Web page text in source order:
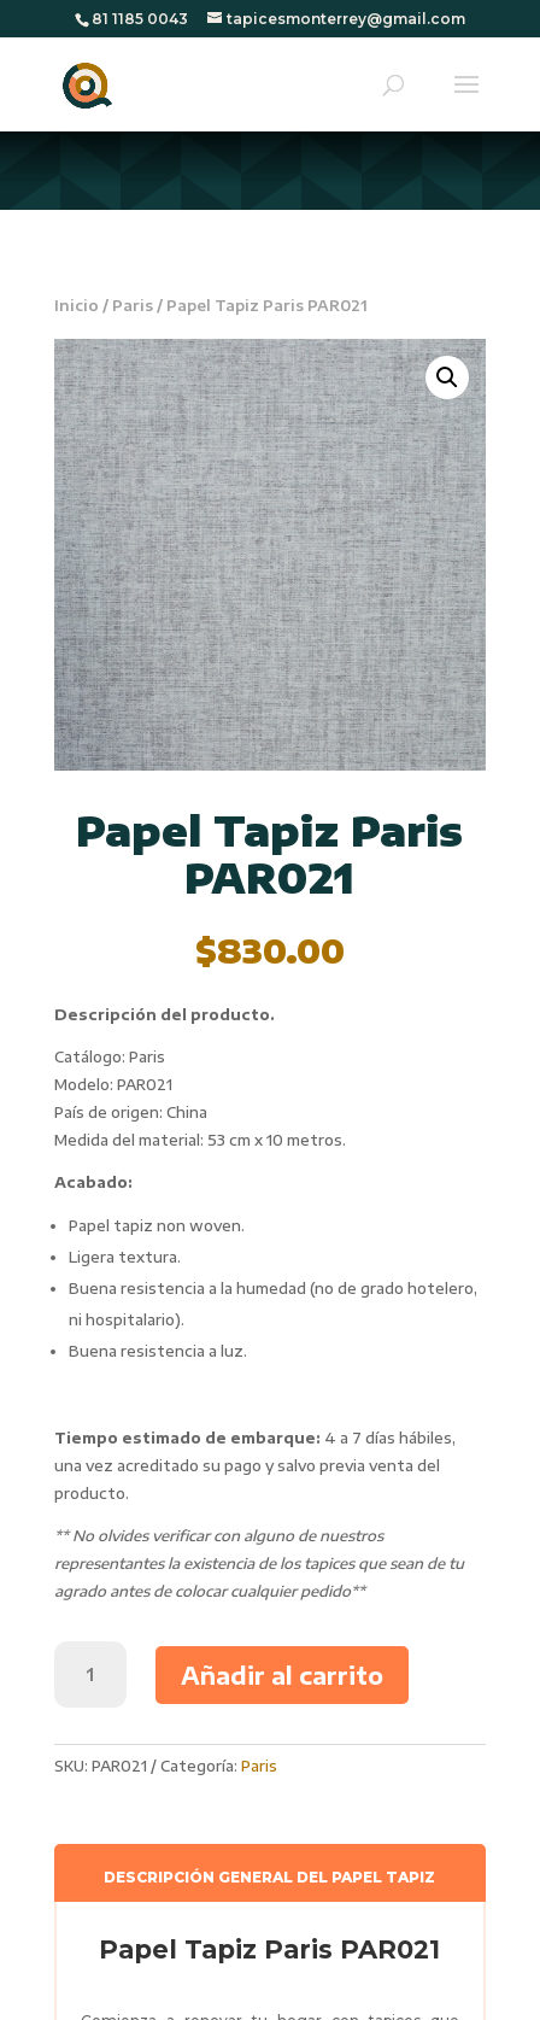
81 1185 0043 tapicesmonterrey@gmail.com
Inicio / Paris/ Papel Tapiz Paris PAR021
Papel Tapiz Paris
PAR021
$830.00
Descripción del producto.
Catálogo: Paris
Modelo: PAR021
País de origen: China
Medida del material: 53 cm x 10 metros.
Acabado:
Papel tapiz non woven.
Ligera textura.
Buena resistencia a la humedad (no de grado hotelero,
ni hospitalario).
Buena resistencia a luz.
Tiempo estimado de embarque: 4 a 7 días hábiles,
una vez acreditado su pago y salvo previa venta del
producto.
** No olvides verificar con alguno de nuestros
representantes la existencia de los tapices que sean de tu
agrado antes de colocar cualquier pedido**
Tapiz
cantidad
Añadir al carrito
SKU: PAR021 Categoría: Paris
DESCRIPCIÓN GENERAL DEL PAPEL TAPIZ
Papel Tapiz Paris PAR021